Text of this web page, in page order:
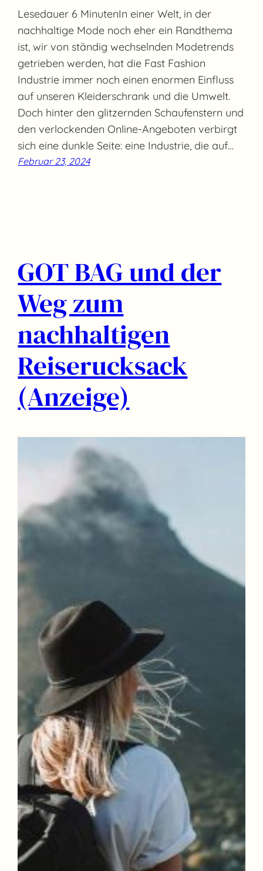
Lesedauer 6 MinutenIn einer Welt, in der
nachhaltige Mode noch eher ein Randthema
ist, wir von ständig wechselnden Modetrends
getrieben werden, hat die Fast Fashion
Industrie immer noch einen enormen Einfluss
auf unseren Kleiderschrank und die Umwelt.
Doch hinter den glitzernden Schaufenstern und
den verlockenden Online-Angeboten verbirgt
sich eine dunkle Seite: eine Industrie, die auf…
Februar 23, 2024
GOT BAG und der
Weg zum
nachhaltigen
Reiserucksack
(Anzeige)